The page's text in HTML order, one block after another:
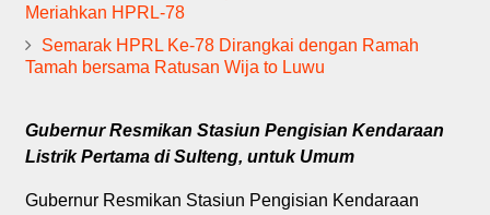
Meriahkan HPRL-78
Semarak HPRL Ke-78 Dirangkai dengan Ramah
Tamah bersama Ratusan Wija to Luwu
Gubernur Resmikan Stasiun Pengisian Kendaraan
Listrik Pertama di Sulteng, untuk Umum
Gubernur Resmikan Stasiun Pengisian Kendaraan